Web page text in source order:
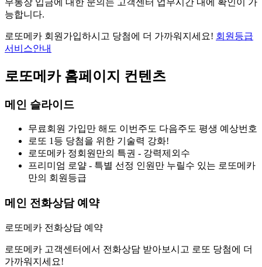
능합니다.
로또메카 회원가입하시고 당첨에 더 가까워지세요! 회원등급
서비스안내
로또메카 홈페이지 컨텐츠
메인 슬라이드
무료회원 가입만 해도 이번주도 다음주도 평생 예상번호
로또 1등 당첨을 위한 기술력 강화!
로또메카 정회원만의 특권 - 강력제외수
프리미엄 로얄 - 특별 선정 인원만 누릴수 있는 로또메카
만의 회원등급
메인 전화상담 예약
로또메카 전화상담 예약
로또메카 고객센터에서 전화상담 받아보시고 로또 당첨에 더
가까워지세요!